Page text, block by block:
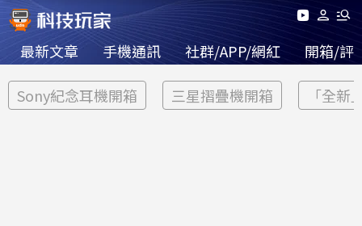
最新文章 手機通訊 社群/APP/網紅 開箱/評
Sony紀念耳機開箱 三星摺疊機開箱 「全新